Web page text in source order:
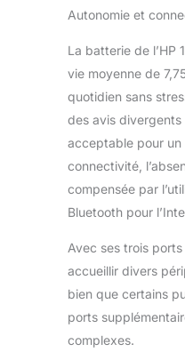
Autonomie et
La batterie de l’HP
vie moyenne de
quotidien sans
des avis
acceptable pour
connectivité,
compensée par
Bluetooth pour
Avec ses trois
accueillir divers
bien que certains
ports
complexes.